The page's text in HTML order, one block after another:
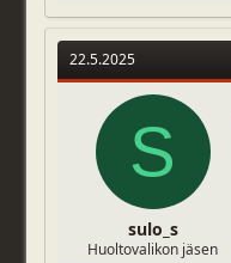
a
j
22.5.2025
S
sulo_s
Huoltovalikon jäsen